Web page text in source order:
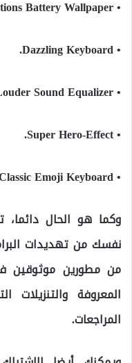
• Battery Charging Animations Battery Wallpaper.
• Dazzling Keyboard.
• Volume Booster Louder Sound Equalizer.
• Super Hero-Effect.
• Classic Emoji Keyboard.
وكما هو الحال
نفسك من تهديدات
من مطورين موثوقين
المعروفة
المراجعات.